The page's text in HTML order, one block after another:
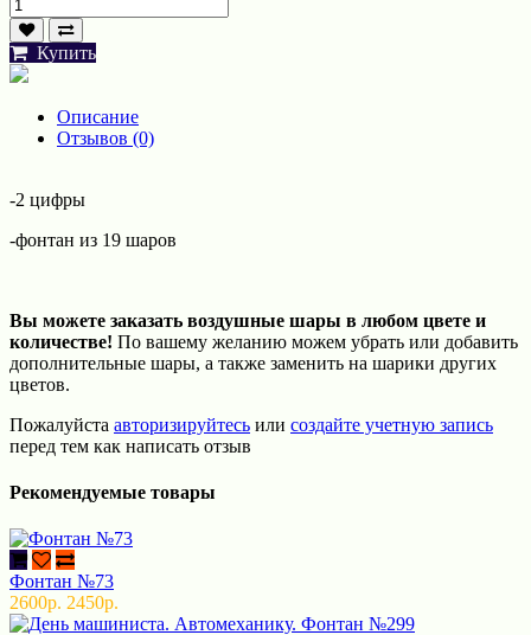
Купить
Описание
Отзывов (0)
-2 цифры
-фонтан из 19 шаров
Вы можете заказать воздушные шары в любом цвете и
количестве! По вашему желанию можем убрать или добавить
дополнительные шары, а также заменить на шарики других
цветов.
Пожалуйста авторизируйтесь или создайте учетную запись
перед тем как написать отзыв
Рекомендуемые товары
Фонтан №73
2600р. 2450р.